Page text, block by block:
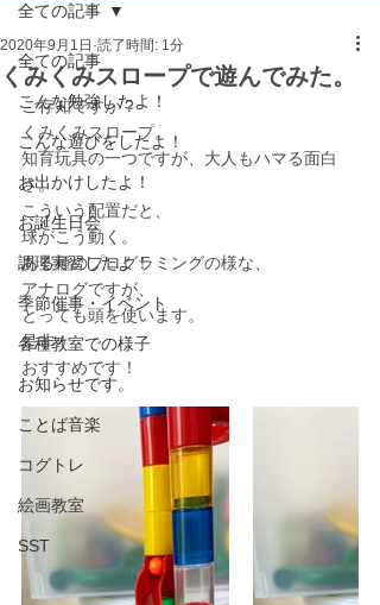
全ての記事
こんな勉強したよ！
こんな遊びをしたよ！
お出かけしたよ！
お誕生日会
調理実習したよ！
季節催事・イベント
各種教室での様子
お知らせです。
ことば音楽
コグトレ
絵画教室
SST
全ての記事
くみくみスロープで遊んでみた。
2020年9月1日 読了時間: 1分
ご存知ですか？
くみくみスロープ。
知育玩具の一つですが、大人もハマる面白
さ。
こういう配置だと、
球がこう動く。
ある種のプログラミングの様な、
アナログですが、
とっても頭を使います。
是非！
おすすめです！